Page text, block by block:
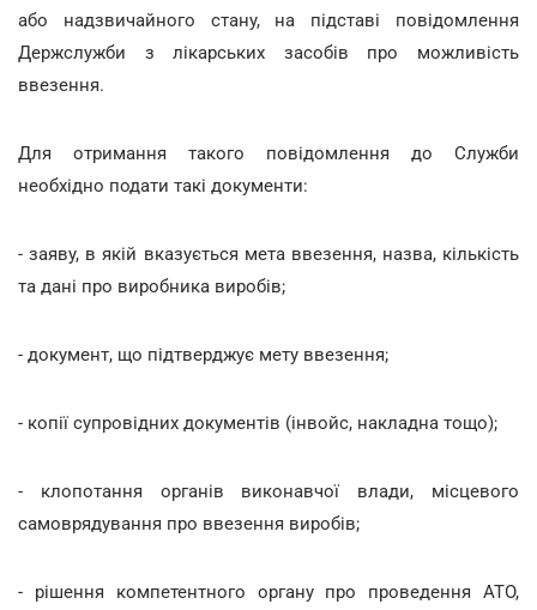
або надзвичайного стану, на підставі повідомлення
Держслужби з лікарських засобів про можливість
ввезення.
Для отримання такого повідомлення до Служби
необхідно подати такі документи:
- заяву, в якій вказується мета ввезення, назва, кількість
та дані про виробника виробів;
- документ, що підтверджує мету ввезення;
- копії супровідних документів (інвойс, накладна тощо);
- клопотання органів виконавчої влади, місцевого
самоврядування про ввезення виробів;
- рішення компетентного органу про проведення АТО,